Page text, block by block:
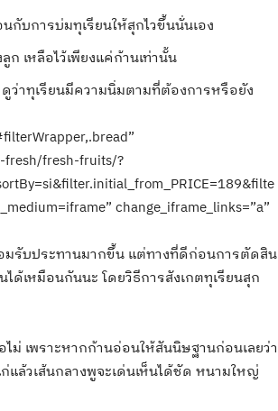
กับการบ่มทุเรียนให้สุกไวขึ้นนั่นเอง
เหลือไว้เพียงแค่ก้านเท่านั้น
ดูว่าทุเรียนมีความนิ่มตามที่ต้องการหรือยัง
fresh/fresh-fruits/?
change_iframe_links=”a”
รับประทานมากขึ้น แต่ทางที่ดีก่อนการตัดสิน
ด้เหมือนกันนะ โดยวิธีการสังเกตทุเรียนสุก
เพราะหากก้านอ่อนให้สันนิษฐานก่อนเลยว่า
แล้วเส้นกลางพูจะเด่นเห็นได้ชัด หนามใหญ่